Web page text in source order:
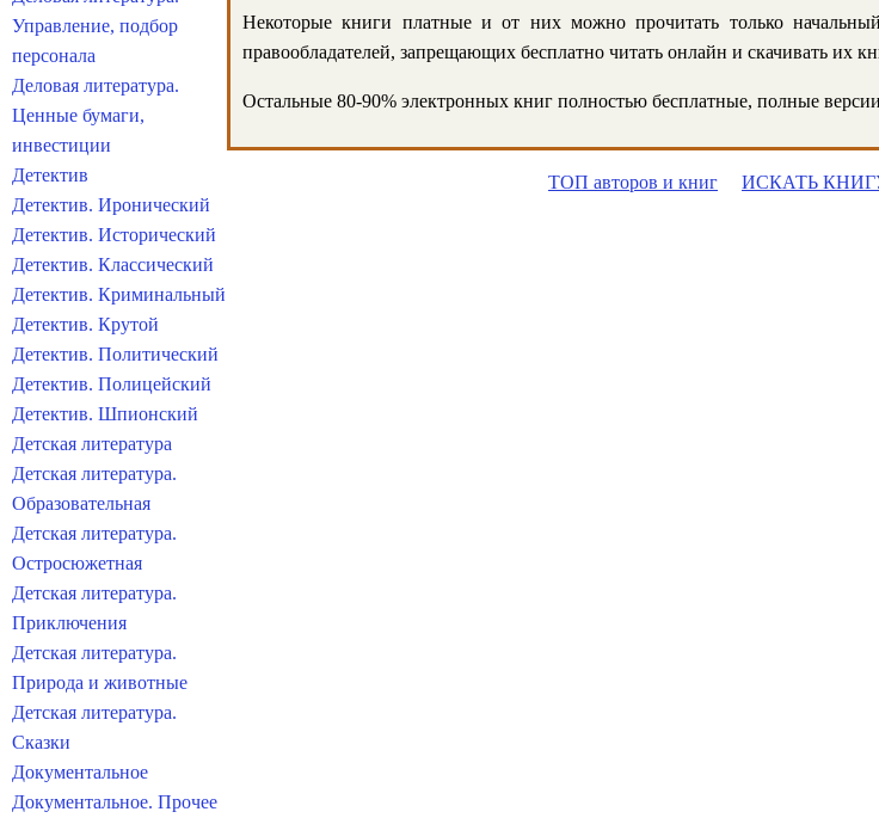
Некоторые книги платные и от них можно прочитать только
правообладателей, запрещающих бесплатно читать онлайн и скачивать их
Остальные 80-90% электронных книг полностью бесплатные, полные
ТОП авторов и книг ИСКАТЬ
Управление, подбор
персонала
Деловая литература.
Ценные бумаги,
инвестиции
Детектив
Детектив. Иронический
Детектив. Исторический
Детектив. Классический
Детектив. Криминальный
Детектив. Крутой
Детектив. Политический
Детектив. Полицейский
Детектив. Шпионский
Детская литература
Детская литература.
Образовательная
Детская литература.
Остросюжетная
Детская литература.
Приключения
Детская литература.
Природа и животные
Детская литература.
Сказки
Документальное
Документальное. Прочее